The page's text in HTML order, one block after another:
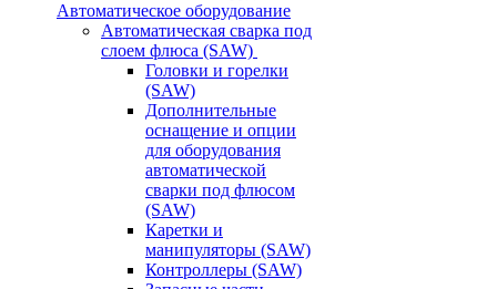
Автоматическое оборудование
Автоматическая сварка под
слоем флюса (SAW)
Головки и горелки
(SAW)
Дополнительные
оснащение и опции
для оборудования
автоматической
сварки под флюсом
(SAW)
Каретки и
манипуляторы (SAW)
Контроллеры (SAW)